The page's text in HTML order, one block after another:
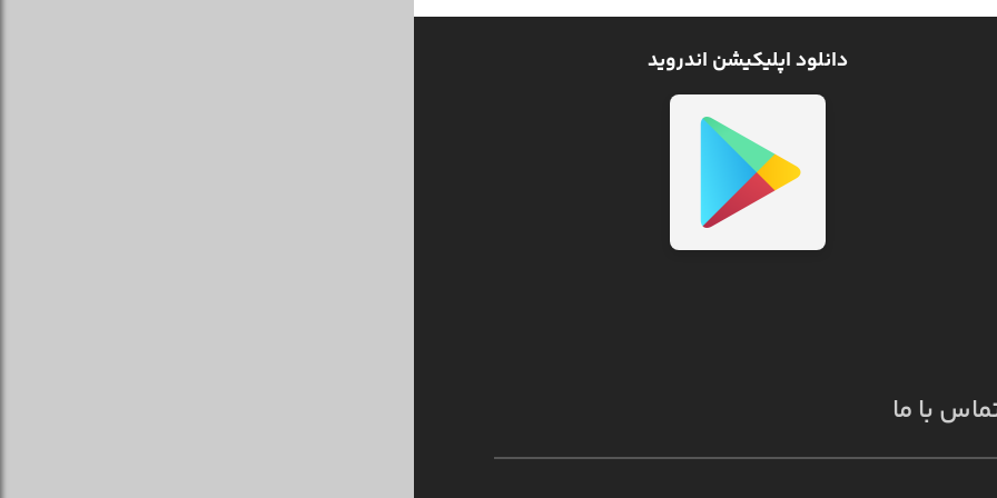
دانلود اپلیکیشن اندروید
با ما